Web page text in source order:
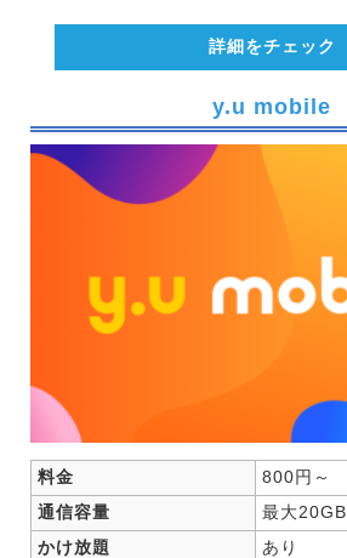
詳細をチェック
y.u mobile
料金
800円～
通信容量
最大20GB
かけ放題
あり